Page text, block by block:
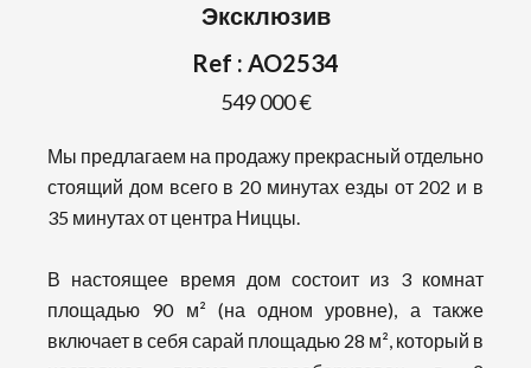
Эксклюзив
Ref : AO2534
549 000 €
Мы предлагаем на продажу прекрасный отдельно
стоящий дом всего в 20 минутах езды от 202 и в
35 минутах от центра Ниццы.
В настоящее время дом состоит из 3 комнат
площадью 90 м² (на одном уровне), а также
включает в себя сарай площадью 28 м², который в